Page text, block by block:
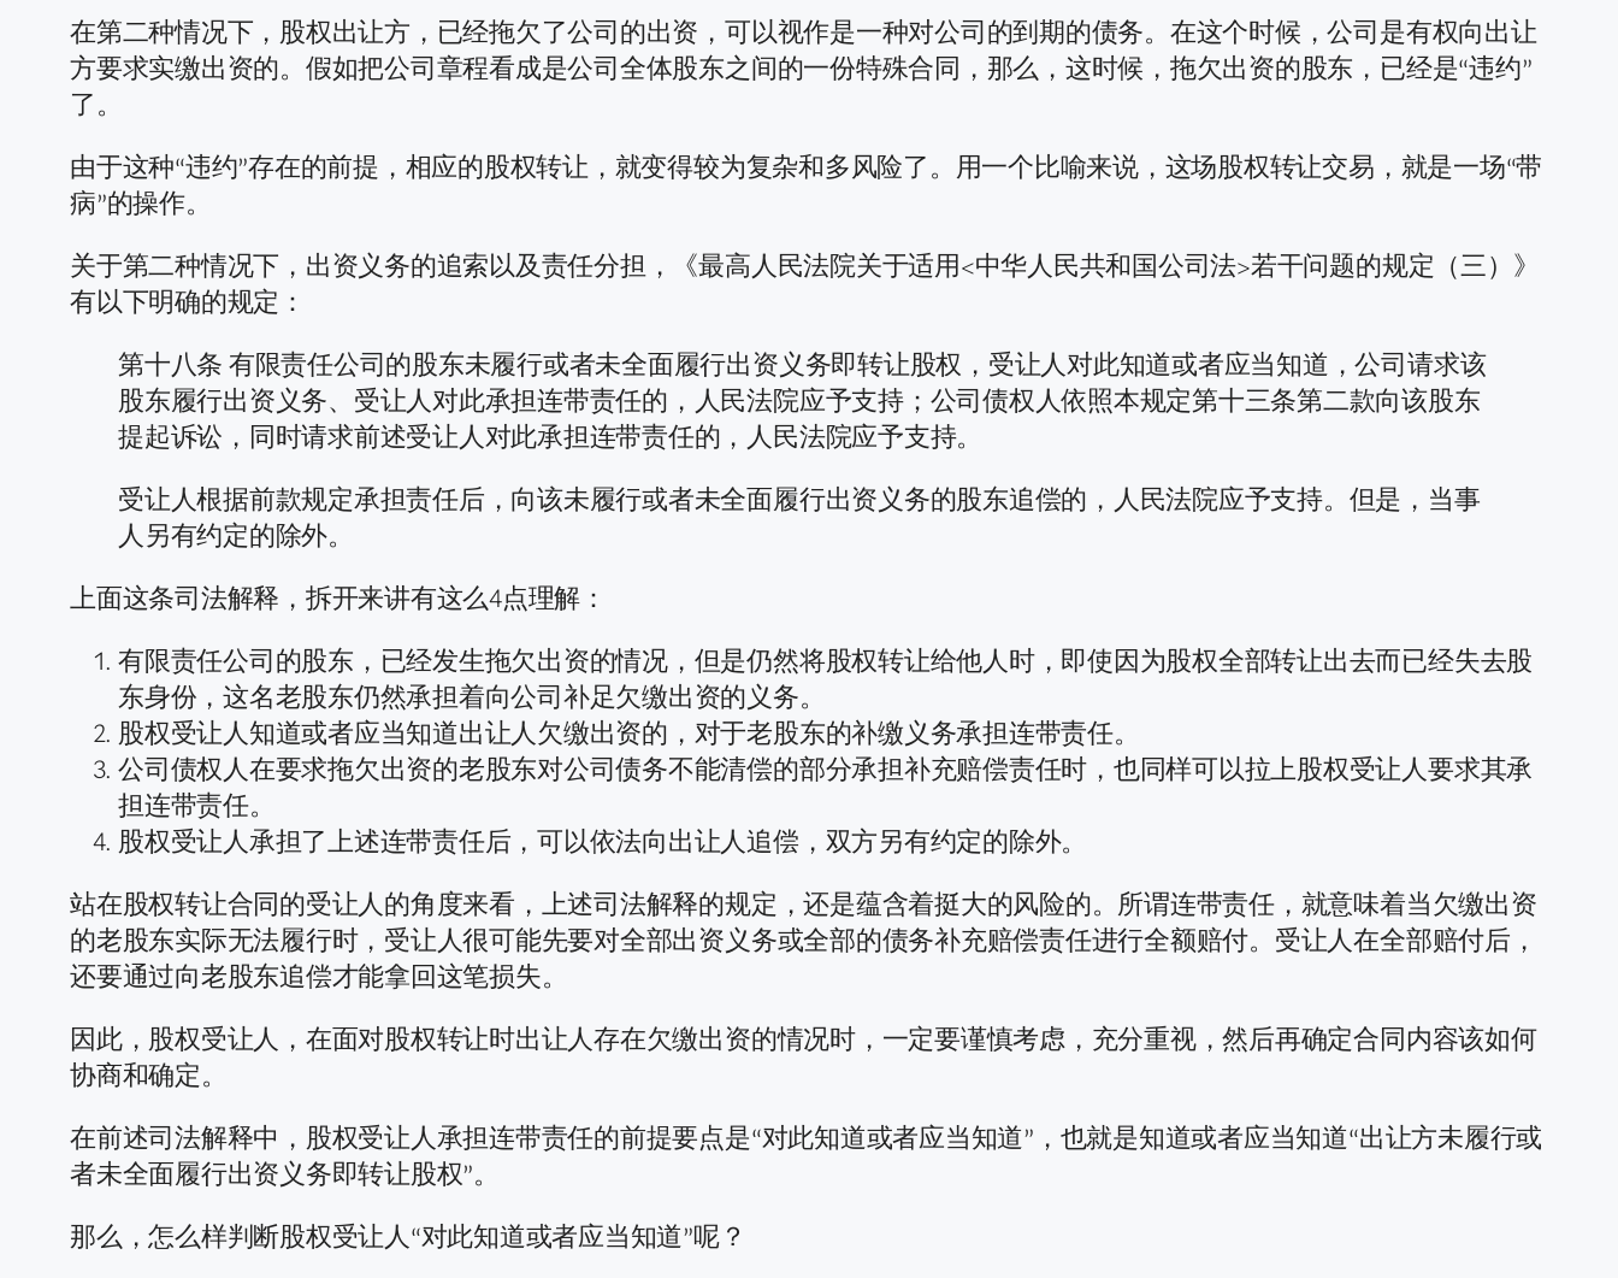
在第二种情况下，股权出让方，已经拖欠了公司的出资，可以视作是一种对公司的到期的债务。在这个时候，公司是有权向出让
方要求实缴出资的。假如把公司章程看成是公司全体股东之间的一份特殊合同，那么，这时候，拖欠出资的股东，已经是“违约”
了。
由于这种“违约”存在的前提，相应的股权转让，就变得较为复杂和多风险了。用一个比喻来说，这场股权转让交易，就是一场“带
病”的操作。
关于第二种情况下，出资义务的追索以及责任分担，《最高人民法院关于适用<中华人民共和国公司法>若干问题的规定（三）》
有以下明确的规定：
第十八条 有限责任公司的股东未履行或者未全面履行出资义务即转让股权，受让人对此知道或者应当知道，公司请求该
股东履行出资义务、受让人对此承担连带责任的，人民法院应予支持；公司债权人依照本规定第十三条第二款向该股东
提起诉讼，同时请求前述受让人对此承担连带责任的，人民法院应予支持。
受让人根据前款规定承担责任后，向该未履行或者未全面履行出资义务的股东追偿的，人民法院应予支持。但是，当事
人另有约定的除外。
上面这条司法解释，拆开来讲有这么4点理解：
有限责任公司的股东，已经发生拖欠出资的情况，但是仍然将股权转让给他人时，即使因为股权全部转让出去而已经失去股
东身份，这名老股东仍然承担着向公司补足欠缴出资的义务。
股权受让人知道或者应当知道出让人欠缴出资的，对于老股东的补缴义务承担连带责任。
公司债权人在要求拖欠出资的老股东对公司债务不能清偿的部分承担补充赔偿责任时，也同样可以拉上股权受让人要求其承
担连带责任。
股权受让人承担了上述连带责任后，可以依法向出让人追偿，双方另有约定的除外。
站在股权转让合同的受让人的角度来看，上述司法解释的规定，还是蕴含着挺大的风险的。所谓连带责任，就意味着当欠缴出资
的老股东实际无法履行时，受让人很可能先要对全部出资义务或全部的债务补充赔偿责任进行全额赔付。受让人在全部赔付后，
还要通过向老股东追偿才能拿回这笔损失。
因此，股权受让人，在面对股权转让时出让人存在欠缴出资的情况时，一定要谨慎考虑，充分重视，然后再确定合同内容该如何
协商和确定。
在前述司法解释中，股权受让人承担连带责任的前提要点是“对此知道或者应当知道”，也就是知道或者应当知道“出让方未履行或
者未全面履行出资义务即转让股权”。
那么，怎么样判断股权受让人“对此知道或者应当知道”呢？